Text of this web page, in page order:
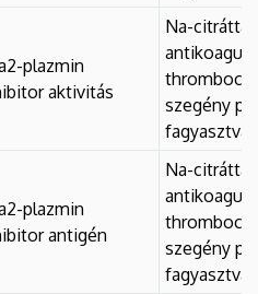
plazmin
aktivitás
Na-citráttal
szegény
fagyasztva
plazmin
antigén
Na-citráttal
szegény
fagyasztva